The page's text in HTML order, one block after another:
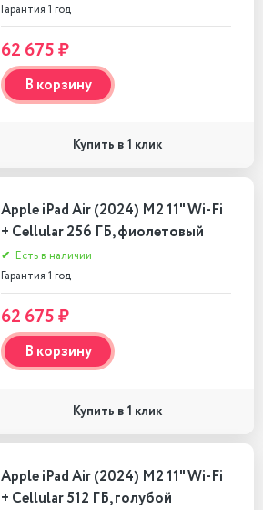
Гарантия 1 год
62 675 ₽
В корзину
Купить в 1 клик
Apple iPad Air (2024) M2 11" Wi-Fi
+ Cellular 256 ГБ, фиолетовый
✔ Есть в наличии
Гарантия 1 год
62 675 ₽
В корзину
Купить в 1 клик
Apple iPad Air (2024) M2 11" Wi-Fi
+ Cellular 512 ГБ, голубой